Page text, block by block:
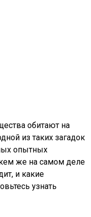
обитают на
из таких загадок
опытных
же на самом деле
и какие
узнать